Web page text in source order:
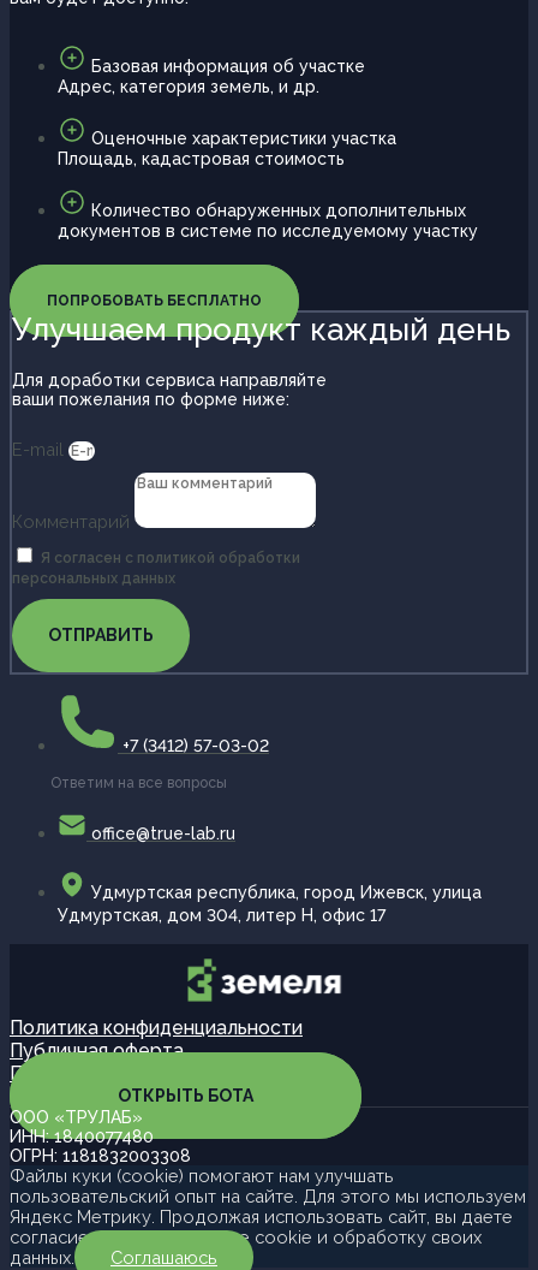
Базовая информация об участке
Адрес, категория земель, и др.
Оценочные характеристики участка
Площадь, кадастровая стоимость
Количество обнаруженных дополнительных
документов в системе по исследуемому участку
ПОПРОБОВАТЬ БЕСПЛАТНО
Улучшаем продукт каждый день
Для доработки сервиса направляйте
ваши пожелания по форме ниже:
E-mail
Комментарий
Я согласен с политикой обработки
персональных данных
ОТПРАВИТЬ
+7 (3412) 57-03-02
Ответим на все вопросы
office@true-lab.ru
Удмуртская республика, город Ижевск, улица
Удмуртская, дом 304, литер Н, офис 17
Политика конфиденциальности
Публичная оферта
Партнерская программа
ОТКРЫТЬ БОТА
ООО «ТРУЛАБ»
ИНН: 1840077480
ОГРН: 1181832003308
Файлы куки (cookie) помогают нам улучшать
пользовательский опыт на сайте. Для этого мы используем
Яндекс Метрику. Продолжая использовать сайт, вы даете
согласие на использование cookie и обработку своих
данных.
Соглашаюсь